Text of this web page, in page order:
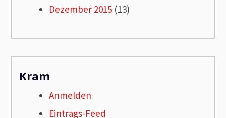
Dezember 2015 (13)
Kram
Anmelden
Eintrags-Feed